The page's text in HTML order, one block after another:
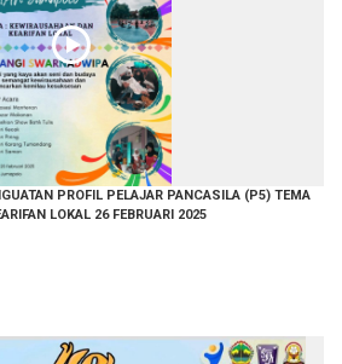
PROFIL PELAJAR PANCASILA (P5) TEMA
LOKAL 26 FEBRUARI 2025